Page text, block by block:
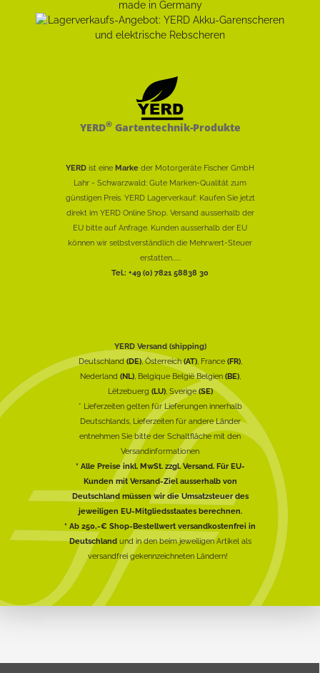
YERD®Gartentechnik-Produkte
YERD ist eine Marke der Motorgeräte Fischer GmbH
Lahr - Schwarzwald: Gute Marken-Qualität zum
günstigen Preis. YERD Lagerverkauf: Kaufen Sie jetzt
direkt im YERD Online Shop. Versand ausserhalb der
EU bitte auf Anfrage. Kunden ausserhalb der EU
können wir selbstverständlich die Mehrwert-Steuer
erstatten......
Tel.: +49 (0) 7821 58838 30
YERD Versand (shipping)
Deutschland(DE), Österreich(AT), France (FR),
Nederland (NL), Belgique België Belgien (BE),
Lëtzebuerg (LU), Sverige(SE)
* Lieferzeiten gelten für Lieferungen innerhalb
Deutschlands, Lieferzeiten für andere Länder
entnehmen Sie bitte der Schaltfläche mit den
Versandinformationen
* Alle Preise inkl. MwSt. zzgl. Versand. Für EU-
Kunden mit Versand-Ziel ausserhalb von
Deutschland müssen wir die Umsatzsteuer des
jeweiligen EU-Mitgliedsstaates berechnen.
* Ab 250,-€ Shop-Bestellwert versandkostenfrei in
Deutschlandund in den beim jeweiligen Artikel als
versandfrei gekennzeichneten Ländern!